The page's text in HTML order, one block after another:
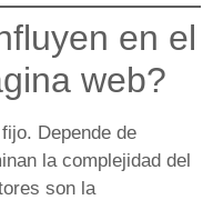
en el
web?
Depende de
la complejidad del
son la